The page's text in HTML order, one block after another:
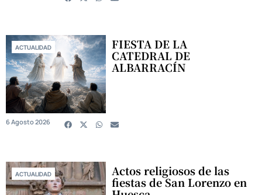
ACTUALIDAD FIESTA DE LA
CATEDRAL DE
ALBARRACÍN
6 Agosto 2026
ACTUALIDAD Actos religiosos de las
fiestas de San Lorenzo en